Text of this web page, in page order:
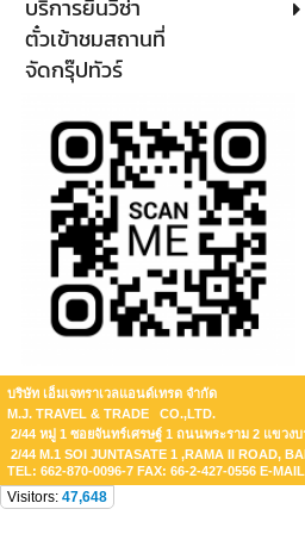
บริการยื่นวีซ่า
ตั๋วเข้าชมสถานที่
จัดกรุ๊ปทัวร์
บริษัท เอ็มเจทราเวลแอนด์เทรด จำกัด
M.J. TRAVEL & TRADE CO.,LTD.
2/44 หมู่ 1 ซอยจันทร์เศรษฐ์ 1 ถนนพระราม 2 แขวงบ
2/44 M.1 SOI JUNTASATE 1 ,RAMA II ROAD,
TEL: 662-870-0096-7 FAX: 66-2-427-0556 E-
Visitors: 47,648